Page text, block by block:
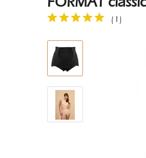
( 1 )